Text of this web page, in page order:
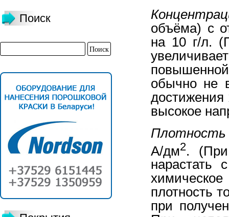
Поиск
объёма) с
на 10 г/л.
обычно не
достижения
высокое
Плотность
А/дм2. (При
нарастать
плотность
при